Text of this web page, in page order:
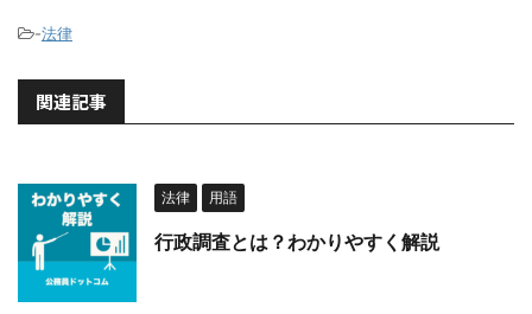
-法律
関連記事
法律 用語
行政調査とは？わかりやすく解説